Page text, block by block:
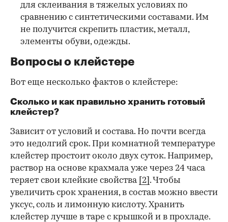
для склеивания в тяжелых условиях по
сравнению с синтетическими составами. Им
не получится скрепить пластик, металл,
элементы обуви, одежды.
Вопросы о клейстере
Вот еще несколько фактов о клейстере:
Сколько и как правильно хранить готовый
клейстер?
Зависит от условий и состава. Но почти всегда
это недолгий срок. При комнатной температуре
клейстер простоит около двух суток. Например,
раствор на основе крахмала уже через 24 часа
теряет свои клейкие свойства [2] . Чтобы
увеличить срок хранения, в состав можно ввести
уксус, соль и лимонную кислоту. Хранить
клейстер лучше в таре с крышкой и в прохладе.